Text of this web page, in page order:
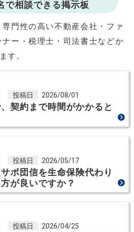
で相談できる掲示板
門性の高い不動産会社・ファ
ー・税理士・司法書士などか
す。
投稿日 2026/08/01
契約まで時間がかかると
投稿日 2026/05/17
ポ団信を生命保険代わり
が良いですか？
投稿日 2026/04/25